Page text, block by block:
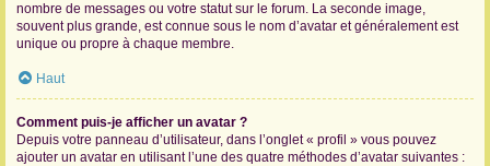
nombre de messages ou votre statut sur le forum. La seconde image,
souvent plus grande, est connue sous le nom d’avatar et généralement est
unique ou propre à chaque membre.
Haut
Comment puis-je afficher un avatar ?
Depuis votre panneau d’utilisateur, dans l’onglet « profil » vous pouvez
ajouter un avatar en utilisant l’une des quatre méthodes d’avatar suivantes :